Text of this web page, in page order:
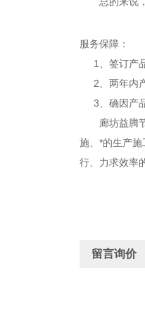
服务保障：
1、签订产
2、两年内产
3、确因产品
廊坊益腾节
施、*的生产
行、力求效率
留言询价